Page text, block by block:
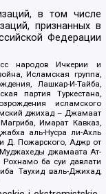
в том числе
признанных в
Федерации
народов Ичкерии и
Исламская группа,
Лашкар-И-Тайба,
партия Туркестана,
исламского
джихад – Джамаат
Имарат Кавказ,
аль-Нусра ли-Ахль
Д. Пожарского, Аджр от
Муджахеды джамаата Ат-
ба суи давлати
Таухид валь-Джихад,